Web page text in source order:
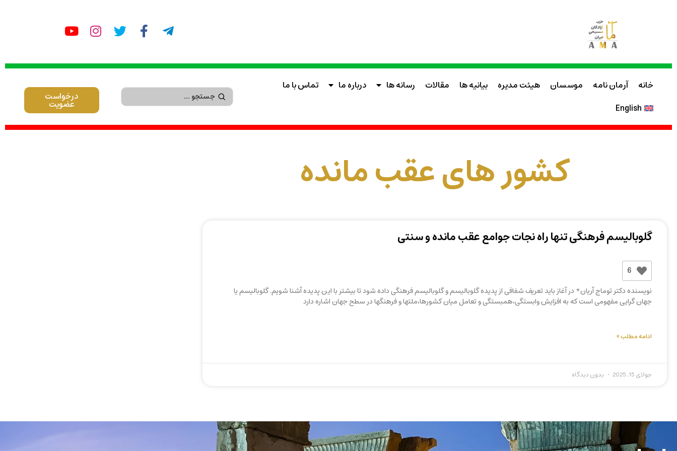
خانه آرمان نامه موسسان هیئت مدیره بیانیه ها مقالات رسانه ها درباره ما
تماس با ما
English
درخواست
عضویت
کشور های عقب مانده
گلوبالیسم فرهنگی تنها راه نجات جوامع عقب مانده و سنتی
6
نویسنده دکتر توماج آریان* در آغاز باید تعریف شفافی از پدیده گلوبالیسم و گلوبالیسم فرهنگی داده شود تا بیشتر با این پدیده آشنا شویم. گلوبالیسم یا
جهان گرایی مفهومی است که به افزایش وابستگی،همبستگی و تعامل میان کشورها،ملتها و فرهنگها در سطح جهان اشاره دارد
ادامه مطلب »
جولای 15, 2025 بدون دیدگاه